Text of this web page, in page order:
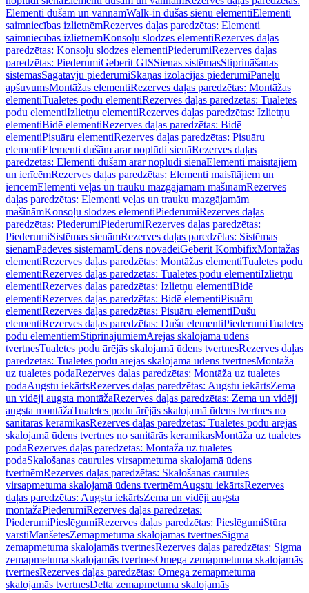
Elementi dušām un vannāmWalk-in dušas sienu elementiElementi
saimniecības izlietnēmRezerves daļas paredzētas: Elementi
saimniecības izlietnēmKonsoļu slodzes elementiRezerves daļas
paredzētas: Konsoļu slodzes elementiPiederumiRezerves daļas
paredzētas: PiederumiGeberit GISSienas sistēmasStiprināšanas
sistēmasSagatavju piederumiSkaņas izolācijas piederumiPaneļu
apšuvumsMontāžas elementiRezerves daļas paredzētas: Montāžas
elementiTualetes podu elementiRezerves daļas paredzētas: Tualetes
podu elementiIzlietņu elementiRezerves daļas paredzētas: Izlietņu
elementiBidē elementiRezerves daļas paredzētas: Bidē
elementiPisuāru elementiRezerves daļas paredzētas: Pisuāru
elementiElementi dušām arar noplūdi sienāRezerves daļas
paredzētas: Elementi dušām arar noplūdi sienāElementi maisītājiem
un ierīcēmRezerves daļas paredzētas: Elementi maisītājiem un
ierīcēmElementi veļas un trauku mazgājamām mašīnāmRezerves
daļas paredzētas: Elementi veļas un trauku mazgājamām
mašīnāmKonsoļu slodzes elementiPiederumiRezerves daļas
paredzētas: PiederumiPiederumiRezerves daļas paredzētas:
PiederumiSistēmas sienāmRezerves daļas paredzētas: Sistēmas
sienāmPadeves sistēmāmŪdens novadeiGeberit KombifixMontāžas
elementiRezerves daļas paredzētas: Montāžas elementiTualetes podu
elementiRezerves daļas paredzētas: Tualetes podu elementiIzlietņu
elementiRezerves daļas paredzētas: Izlietņu elementiBidē
elementiRezerves daļas paredzētas: Bidē elementiPisuāru
elementiRezerves daļas paredzētas: Pisuāru elementiDušu
elementiRezerves daļas paredzētas: Dušu elementiPiederumiTualetes
podu elementiemStiprinājumiemĀrējās skalojamā ūdens
tvertnesTualetes podu ārējās skalojamā ūdens tvertnesRezerves daļas
paredzētas: Tualetes podu ārējās skalojamā ūdens tvertnesMontāža
uz tualetes podaRezerves daļas paredzētas: Montāža uz tualetes
podaAugstu iekārtsRezerves daļas paredzētas: Augstu iekārtsZema
un vidēji augsta montāžaRezerves daļas paredzētas: Zema un vidēji
augsta montāžaTualetes podu ārējās skalojamā ūdens tvertnes no
sanitārās keramikasRezerves daļas paredzētas: Tualetes podu ārējās
skalojamā ūdens tvertnes no sanitārās keramikasMontāža uz tualetes
podaRezerves daļas paredzētas: Montāža uz tualetes
podaSkalošanas caurules virsapmetuma skalojamā ūdens
tvertnēmRezerves daļas paredzētas: Skalošanas caurules
virsapmetuma skalojamā ūdens tvertnēmAugstu iekārtsRezerves
daļas paredzētas: Augstu iekārtsZema un vidēji augsta
montāžaPiederumiRezerves daļas paredzētas:
PiederumiPieslēgumiRezerves daļas paredzētas: PieslēgumiStūra
vārstiManšetesZemapmetuma skalojamās tvertnesSigma
zemapmetuma skalojamās tvertnesRezerves daļas paredzētas: Sigma
zemapmetuma skalojamās tvertnesOmega zemapmetuma skalojamās
tvertnesRezerves daļas paredzētas: Omega zemapmetuma
skalojamās tvertnesDelta zemapmetuma skalojamās